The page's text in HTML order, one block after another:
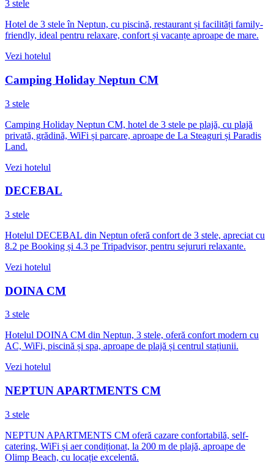
3 stele
Hotel de 3 stele în Neptun, cu piscină, restaurant și facilități family-
friendly, ideal pentru relaxare, confort și vacanțe aproape de mare.
Vezi hotelul
Camping Holiday Neptun CM
3 stele
Camping Holiday Neptun CM, hotel de 3 stele pe plajă, cu plajă
privată, grădină, WiFi și parcare, aproape de La Steaguri și Paradis
Land.
Vezi hotelul
DECEBAL
3 stele
Hotelul DECEBAL din Neptun oferă confort de 3 stele, apreciat cu
8.2 pe Booking și 4.3 pe Tripadvisor, pentru sejururi relaxante.
Vezi hotelul
DOINA CM
3 stele
Hotelul DOINA CM din Neptun, 3 stele, oferă confort modern cu
AC, WiFi, piscină și spa, aproape de plajă și centrul stațiunii.
Vezi hotelul
NEPTUN APARTMENTS CM
3 stele
NEPTUN APARTMENTS CM oferă cazare confortabilă, self-
catering, WiFi și aer condiționat, la 200 m de plajă, aproape de
Olimp Beach, cu locație excelentă.